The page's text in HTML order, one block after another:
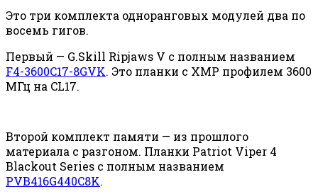
Это три комплекта одноранговых модулей два по
восемь гигов.
Первый — G.Skill Ripjaws V c полным названием
F4-3600C17-8GVK. Это планки с XMP профилем 3600
МГц на CL17.
Второй комплект памяти — из прошлого
материала с разгоном. Планки Patriot Viper 4
Blackout Series с полным названием
PVB416G440C8K.